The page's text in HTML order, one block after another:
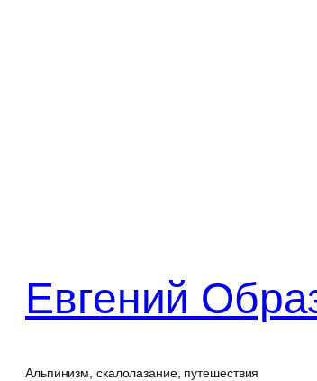
Евгений
Альпинизм, скалолазание, путешествия